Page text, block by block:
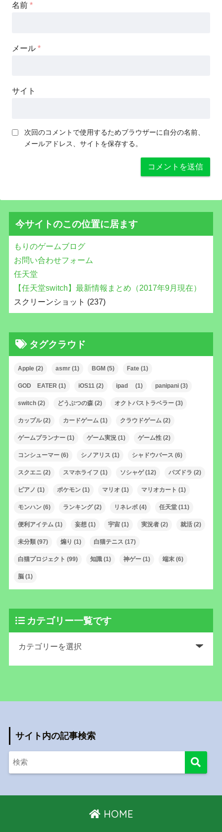
名前 *
メール *
サイト
次回のコメントで使用するためブラウザーに自分の名前、
メールアドレス、サイトを保存する。
今サイトのこの位置に居ます
もりのゲームブログ
お問い合わせフォーム
任天堂
【任天堂switch】最新情報まとめ（2017年9月現在）
スクリーンショット (237)
タグクラウド
Apple(2) asmr(1) BGM (5) Fate(1)
GOD EATER (1) iOS11(2) ipad (1) panipani(3)
switch(2) どうぶつの森(2) オクトパストラベラー(3)
カップル(2) カードゲーム(1) クラウドゲーム(2)
ゲームプランナー(1) ゲーム実況(1) ゲーム性(2)
コンシューマー(6) シノアリス (1) シャドウバース (6)
スクエニ(2) スマホライフ (1) ソシャゲ(12) パズドラ (2)
ピアノ (1) ポケモン(1) マリオ (1) マリオカート (1)
モンハン(6) ランキング(2) リネレボ(4) 任天堂(11)
便利アイテム(1) 妄想(1) 宇宙(1) 実況者(2) 就活(2)
未分類(97) 煽り (1) 白猫テニス (17)
白猫プロジェクト (99) 知識(1) 神ゲー(1) 端末(6)
脳(1)
カテゴリー一覧です
サイト内の記事検索
HOME